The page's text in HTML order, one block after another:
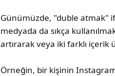
Günümüzde, "duble atmak"
medyada da sıkça
artırarak veya iki farklı
Örneğin, bir kişinin